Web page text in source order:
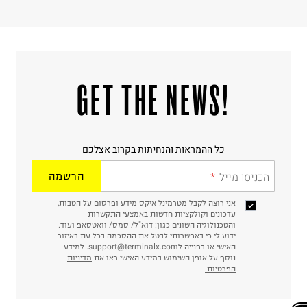
!GET THE NEWS
כל ההמראות והנחיתות בקרוב אצלכם
הכניסו מייל הרשמה
אני רוצה לקבל מטרמינל איקס מידע ופרסום על הטבות,
עדכונים וקולקציות חדשות באמצעי התקשרות
והטכנולוגיה השונים כגון: דוא"ל/ סמס/ וואטסאפ ועוד.
ידוע לי כי באפשרותי לבטל את ההסכמה בכל עת באיזור
האישי או בפנייה לsupport@terminalx.com. למידע
נוסף על אופן השימוש במידע האישי ראו את מדיניות
הפרטיות.